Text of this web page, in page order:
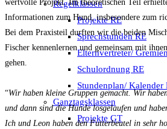
Regelklassen
Projekte RE
Sprechstunden RE
Elternvertreter/
Schulordnung RE
Stundenplan/ Kalender
Ganztagsklassen
Projekte GT
wertvolle Projekt. Im theoretischen Teil
Informationen zum Hund, insbesondere zum
Bei dem Praxisteil durften wir die beiden
Fischer kennenlernen und gemeinsam mit
gehen.
“Wir haben kleine Gruppen gemacht. Wir
und dann sind die Hunde losgelaufen und
Ich und Leon haben den Futterbeutel in sehr